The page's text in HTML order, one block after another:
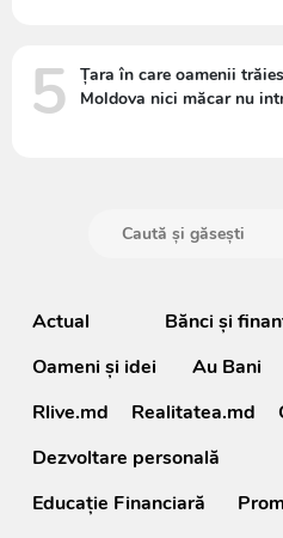
5
Țara în care oamenii
Moldova nici măcar nu
Actual Bănci şi
Oameni şi idei
Au Bani
Rlive.md
Realitatea.md
Dezvoltare personală
Educație Financiară